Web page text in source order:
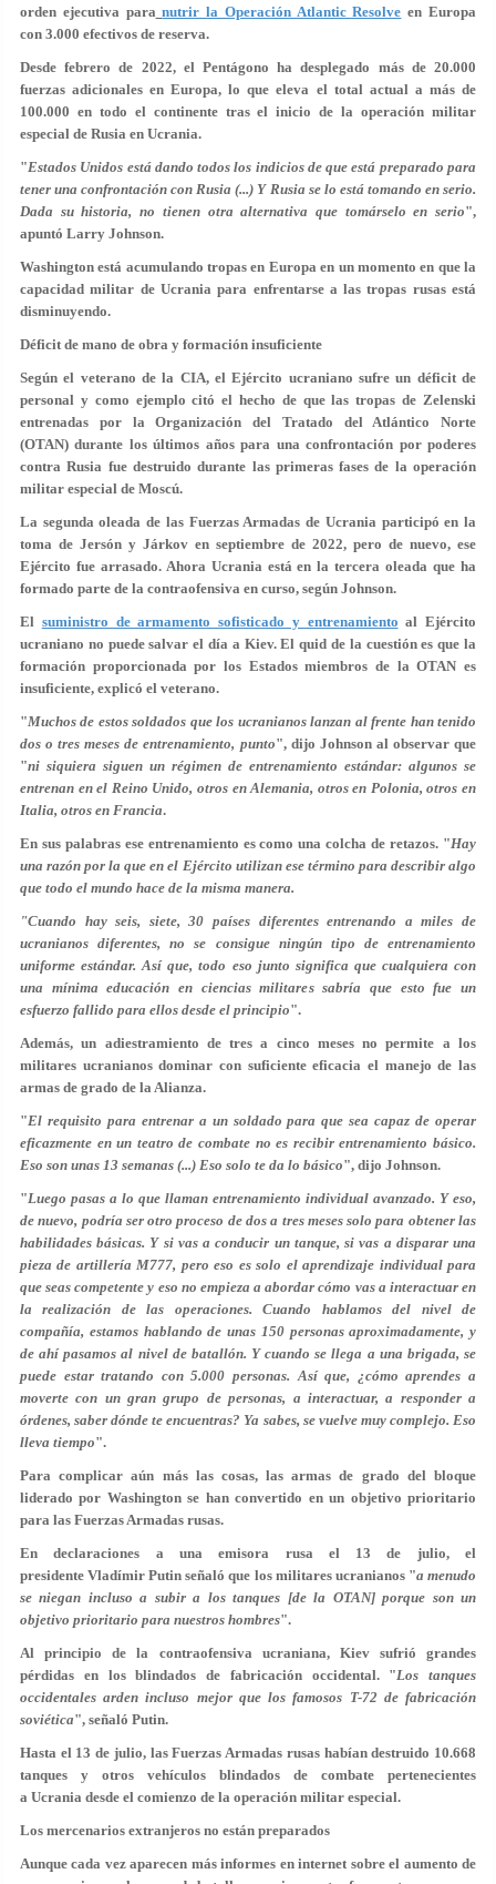
orden ejecutiva para nutrir la Operación Atlantic Resolve en Europa
con 3.000 efectivos de reserva.
Desde febrero de 2022, el Pentágono ha desplegado más de 20.000
fuerzas adicionales en Europa, lo que eleva el total actual a más de
100.000 en todo el continente tras el inicio de la operación militar
especial de Rusia en Ucrania.
"Estados Unidos está dando todos los indicios de que está preparado para
tener una confrontación con Rusia (...) Y Rusia se lo está tomando en serio.
Dada su historia, no tienen otra alternativa que tomárselo en serio",
apuntó Larry Johnson.
Washington está acumulando tropas en Europa en un momento en que la
capacidad militar de Ucrania para enfrentarse a las tropas rusas está
disminuyendo.
Déficit de mano de obra y formación insuficiente
Según el veterano de la CIA, el Ejército ucraniano sufre un déficit de
personal y como ejemplo citó el hecho de que las tropas de Zelenski
entrenadas por la Organización del Tratado del Atlántico Norte
(OTAN) durante los últimos años para una confrontación por poderes
contra Rusia fue destruido durante las primeras fases de la operación
militar especial de Moscú.
La segunda oleada de las Fuerzas Armadas de Ucrania participó en la
toma de Jersón y Járkov en septiembre de 2022, pero de nuevo, ese
Ejército fue arrasado. Ahora Ucrania está en la tercera oleada que ha
formado parte de la contraofensiva en curso, según Johnson.
El suministro de armamento sofisticado y entrenamiento al Ejército
ucraniano no puede salvar el día a Kiev. El quid de la cuestión es que la
formación proporcionada por los Estados miembros de la OTAN es
insuficiente, explicó el veterano.
"Muchos de estos soldados que los ucranianos lanzan al frente han tenido
dos o tres meses de entrenamiento, punto", dijo Johnson al observar que
"ni siquiera siguen un régimen de entrenamiento estándar: algunos se
entrenan en el Reino Unido, otros en Alemania, otros en Polonia, otros en
Italia, otros en Francia.
En sus palabras ese entrenamiento es como una colcha de retazos. "Hay
una razón por la que en el Ejército utilizan ese término para describir algo
que todo el mundo hace de la misma manera.
"Cuando hay seis, siete, 30 países diferentes entrenando a miles de
ucranianos diferentes, no se consigue ningún tipo de entrenamiento
uniforme estándar. Así que, todo eso junto significa que cualquiera con
una mínima educación en ciencias militares sabría que esto fue un
esfuerzo fallido para ellos desde el principio".
Además, un adiestramiento de tres a cinco meses no permite a los
militares ucranianos dominar con suficiente eficacia el manejo de las
armas de grado de la Alianza.
"El requisito para entrenar a un soldado para que sea capaz de operar
eficazmente en un teatro de combate no es recibir entrenamiento básico.
Eso son unas 13 semanas (...) Eso solo te da lo básico", dijo Johnson.
"Luego pasas a lo que llaman entrenamiento individual avanzado. Y eso,
de nuevo, podría ser otro proceso de dos a tres meses solo para obtener las
habilidades básicas. Y si vas a conducir un tanque, si vas a disparar una
pieza de artillería M777, pero eso es solo el aprendizaje individual para
que seas competente y eso no empieza a abordar cómo vas a interactuar en
la realización de las operaciones. Cuando hablamos del nivel de
compañía, estamos hablando de unas 150 personas aproximadamente, y
de ahí pasamos al nivel de batallón. Y cuando se llega a una brigada, se
puede estar tratando con 5.000 personas. Así que, ¿cómo aprendes a
moverte con un gran grupo de personas, a interactuar, a responder a
órdenes, saber dónde te encuentras? Ya sabes, se vuelve muy complejo. Eso
lleva tiempo".
Para complicar aún más las cosas, las armas de grado del bloque
liderado por Washington se han convertido en un objetivo prioritario
para las Fuerzas Armadas rusas.
En declaraciones a una emisora rusa el 13 de julio, el
presidente Vladímir Putin señaló que los militares ucranianos "a menudo
se niegan incluso a subir a los tanques [de la OTAN] porque son un
objetivo prioritario para nuestros hombres".
Al principio de la contraofensiva ucraniana, Kiev sufrió grandes
pérdidas en los blindados de fabricación occidental. "Los tanques
occidentales arden incluso mejor que los famosos T-72 de fabricación
soviética", señaló Putin.
Hasta el 13 de julio, las Fuerzas Armadas rusas habían destruido 10.668
tanques y otros vehículos blindados de combate pertenecientes
a Ucrania desde el comienzo de la operación militar especial.
Los mercenarios extranjeros no están preparados
Aunque cada vez aparecen más informes en internet sobre el aumento de